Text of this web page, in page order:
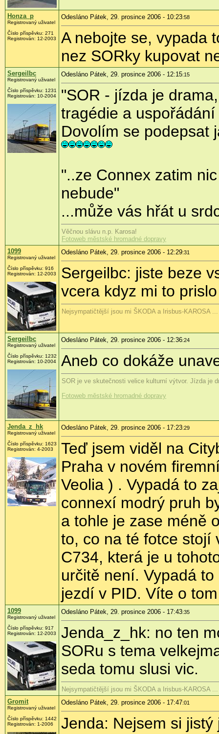
Honza_p
Registrovaný uživatel
Číslo příspěvku: 271
Registrován: 12-2003
Odesláno Pátek, 29. prosince 2006 - 10:23:58
A nebojte se, vypada
nez SORky kupovat
Sergeilbc
Registrovaný uživatel
Číslo příspěvku: 1231
Registrován: 10-2004
Odesláno Pátek, 29. prosince 2006 - 12:15:15
"SOR - jízda je
tragédie a
Dovolím se podepsat
"..ze Connex zatim
nebude"
...může vás hřát u
Věčnou slávu n.p. Karosa!
Fotoweb městské hromadné dopravy
1099
Registrovaný uživatel
Číslo příspěvku: 916
Registrován: 12-2003
Odesláno Pátek, 29. prosince 2006 - 12:29:31
Sergeilbc: jiste beze
vcera kdyz mi to
Nejsympatičtější jsou mi ŠKODA a Irisbus-KAROSA ...
Sergeilbc
Registrovaný uživatel
Číslo příspěvku: 1232
Registrován: 10-2004
Odesláno Pátek, 29. prosince 2006 - 12:36:24
Aneb co dokáže
SOR je ve skutečnosti velice kulturní výtvor. Jízda je
Fotoweb městské hromadné dopravy
Jenda_z_hk
Registrovaný uživatel
Číslo příspěvku: 1623
Registrován: 4-2003
Odesláno Pátek, 29. prosince 2006 - 17:23:29
Teď jsem viděl na
Praha v novém
Veolia ) . Vypadá to
connexí modrý pruh
a tohle je zase méně
to, co na té fotce stojí
C734, která je u
určitě není. Vypadá
jezdí v PID. Víte o
1099
Registrovaný uživatel
Číslo příspěvku: 917
Registrován: 12-2003
Odesláno Pátek, 29. prosince 2006 - 17:43:35
Jenda_z_hk: no ten
SORu s tema
seda tomu slusi vic.
Nejsympatičtější jsou mi ŠKODA a Irisbus-KAROSA ...
Gromit
Registrovaný uživatel
Číslo příspěvku: 1442
Registrován: 1-2006
Odesláno Pátek, 29. prosince 2006 - 17:47:01
Jenda: Nejsem si